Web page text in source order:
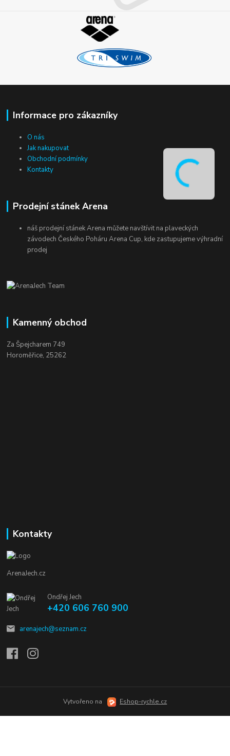
Informace pro zákazníky
O nás
Jak nakupovat
Obchodní podmínky
Kontakty
Prodejní stánek Arena
náš prodejní stánek Arena můžete navštívit na plaveckých
závodech Českého Poháru Arena Cup, kde zastupujeme výhradní
prodej
Kamenný obchod
Za Špejcharem 749
Horoměřice, 25262
Kontakty
ArenaJech.cz
Ondřej Jech
+420 606 760 900
arenajech@seznam.cz
Vytvořeno na Eshop-rychle.cz